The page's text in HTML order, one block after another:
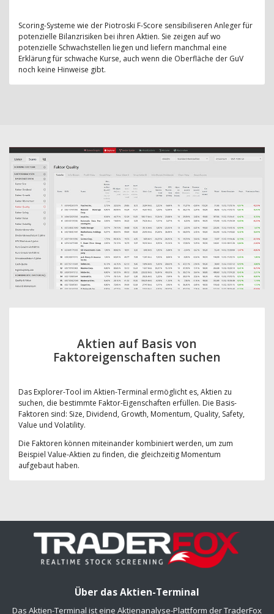
Scoring-Systeme wie der Piotroski F-Score sensibiliseren Anleger für
potenzielle Bilanzrisiken bei ihren Aktien. Sie zeigen auf wo
potenzielle Schwachstellen liegen und liefern manchmal eine
Erklärung für schwache Kurse, auch wenn die Oberfläche der GuV
noch keine Hinweise gibt.
Aktien auf Basis von
Faktoreigenschaften suchen
Das Explorer-Tool im Aktien-Terminal ermöglicht es, Aktien zu
suchen, die bestimmte Faktor-Eigenschaften erfüllen. Die Basis-
Faktoren sind: Size, Dividend, Growth, Momentum, Quality, Safety,
Value und Volatility.
Die Faktoren können miteinander kombiniert werden, um zum
Beispiel Value-Aktien zu finden, die gleichzeitig Momentum
aufgebaut haben.
Über das Aktien-Terminal
Das Aktien-Terminal ist eine Aktienanalyse-Plattform der TraderFox